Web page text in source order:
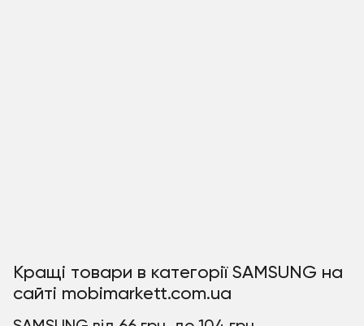
Кращі товари в категорії SAMSUNG на
сайті mobimarkett.com.ua